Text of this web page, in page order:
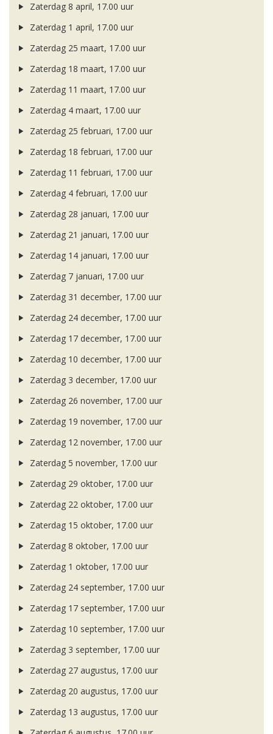
Zaterdag 8 april, 17.00 uur
Zaterdag 1 april, 17.00 uur
Zaterdag 25 maart, 17.00 uur
Zaterdag 18 maart, 17.00 uur
Zaterdag 11 maart, 17.00 uur
Zaterdag 4 maart, 17.00 uur
Zaterdag 25 februari, 17.00 uur
Zaterdag 18 februari, 17.00 uur
Zaterdag 11 februari, 17.00 uur
Zaterdag 4 februari, 17.00 uur
Zaterdag 28 januari, 17.00 uur
Zaterdag 21 januari, 17.00 uur
Zaterdag 14 januari, 17.00 uur
Zaterdag 7 januari, 17.00 uur
Zaterdag 31 december, 17.00 uur
Zaterdag 24 december, 17.00 uur
Zaterdag 17 december, 17.00 uur
Zaterdag 10 december, 17.00 uur
Zaterdag 3 december, 17.00 uur
Zaterdag 26 november, 17.00 uur
Zaterdag 19 november, 17.00 uur
Zaterdag 12 november, 17.00 uur
Zaterdag 5 november, 17.00 uur
Zaterdag 29 oktober, 17.00 uur
Zaterdag 22 oktober, 17.00 uur
Zaterdag 15 oktober, 17.00 uur
Zaterdag 8 oktober, 17.00 uur
Zaterdag 1 oktober, 17.00 uur
Zaterdag 24 september, 17.00 uur
Zaterdag 17 september, 17.00 uur
Zaterdag 10 september, 17.00 uur
Zaterdag 3 september, 17.00 uur
Zaterdag 27 augustus, 17.00 uur
Zaterdag 20 augustus, 17.00 uur
Zaterdag 13 augustus, 17.00 uur